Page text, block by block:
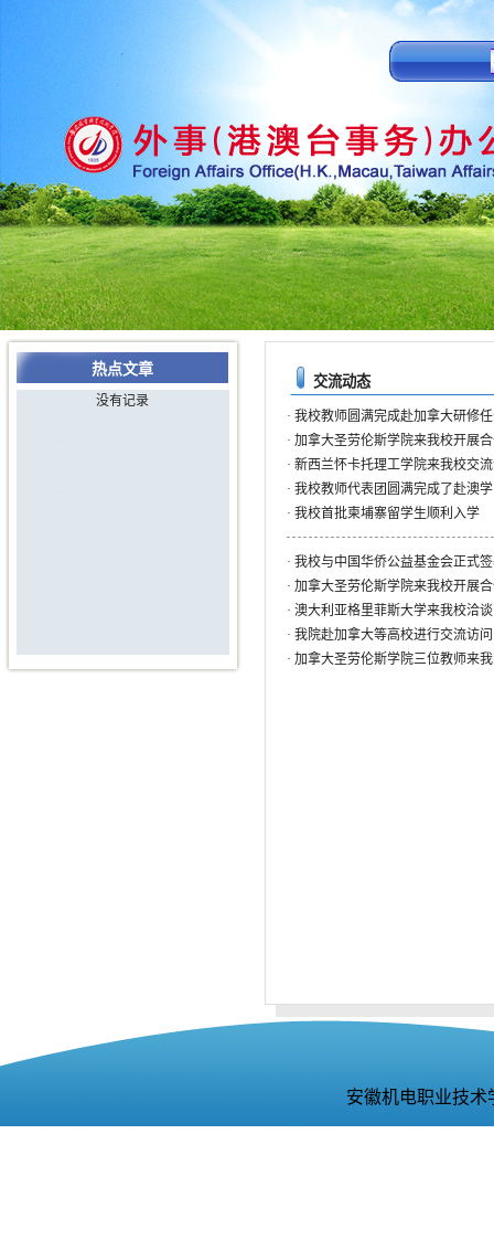
热点文章
没有记录
交流动态
· 我校教师圆满完成赴加拿大研修
· 加拿大圣劳伦斯学院来我校开展
· 新西兰怀卡托理工学院来我校交
· 我校教师代表团圆满完成了赴澳
· 我校首批柬埔寨留学生顺利入学
· 我校与中国华侨公益基金会正式
· 加拿大圣劳伦斯学院来我校开展
· 澳大利亚格里菲斯大学来我校洽
· 我院赴加拿大等高校进行交流访问
· 加拿大圣劳伦斯学院三位教师来
安徽机电职业技术学